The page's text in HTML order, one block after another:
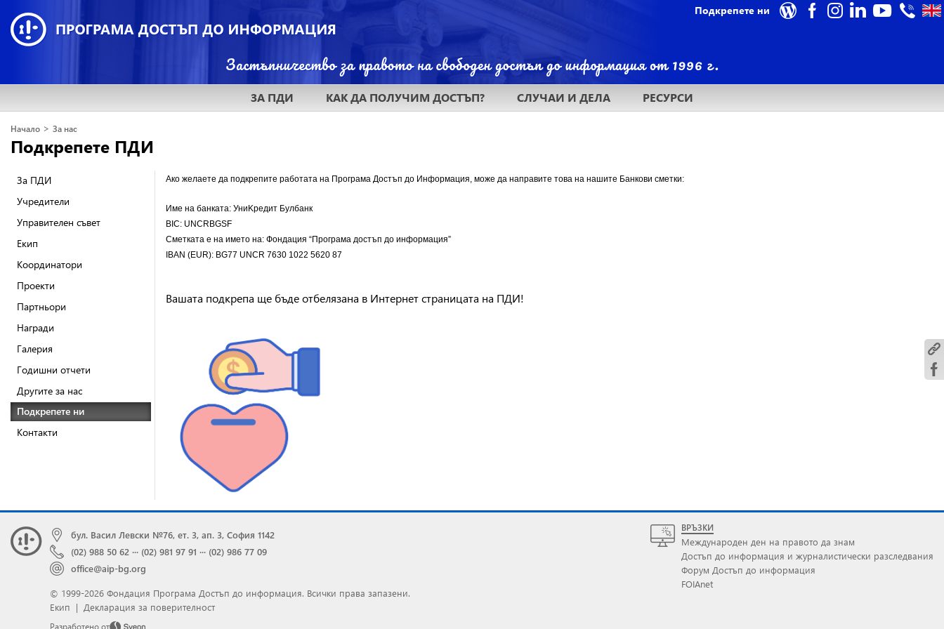
Подкрепете ни
ЗА ПДИ КАК ДА ПОЛУЧИМ ДОСТЪП? СЛУЧАИ И ДЕЛА РЕСУРСИ
Начало > За нас
Подкрепете ПДИ
За ПДИ
Учредители
Управителен съвет
Екип
Координатори
Проекти
Партньори
Награди
Галерия
Годишни отчети
Другите за нас
Подкрепете ни
Контакти
Ако желаете да подкрепите работата на Програма Достъп до Информация, може да направите това на нашите Банкови сметки:
Име на банката: УниKредит Булбанк
BIC: UNCRBGSF
Сметката е на името на: Фондация “Програма достъп до информация”
IBAN (EUR): BG77 UNCR 7630 1022 5620 87
Вашата подкрепа ще бъде отбелязана в Интернет страницата на ПДИ!
бул. Васил Левски №76, ет. 3, ап. 3, София 1142
(02) 988 50 62 ··· (02) 981 97 91 ··· (02) 986 77 09
office@aip-bg.org
© 1999-2026 Фондация Програма Достъп до информация. Всички права запазени.
Екип | Декларация за поверителност
ВРЪЗКИ
Международен ден на правото да знам
Достъп до информация и журналистически разследвания
Форум Достъп до информация
FOIAnet
Разработено от